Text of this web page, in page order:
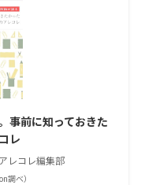
事前に知っておきた
レ
レコレ編集部
調べ）